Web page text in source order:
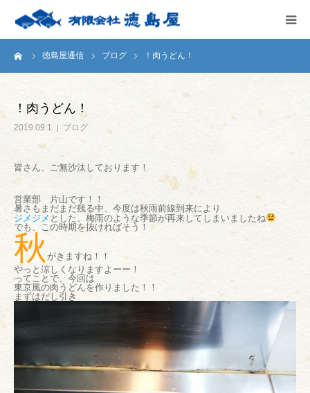
徳島屋通信 ブログ ！肉うどん！
！肉うどん！
2019.09.1 ブログ
皆さん、ご無沙汰しております！
営業部 片山です！！
暑さもまだまだ残る中、今度は秋雨前線到来により
ジメジメ とした、梅雨のような季節が再来してしまいましたね
でも、この時期を抜ければそう！
秋 がきますね！！
やっと涼しくなりますよーー！
ってことで、今回は
東京風の肉うどんを作りました！！
まずはだし引き
HOME
商品案内
お問い合わせ